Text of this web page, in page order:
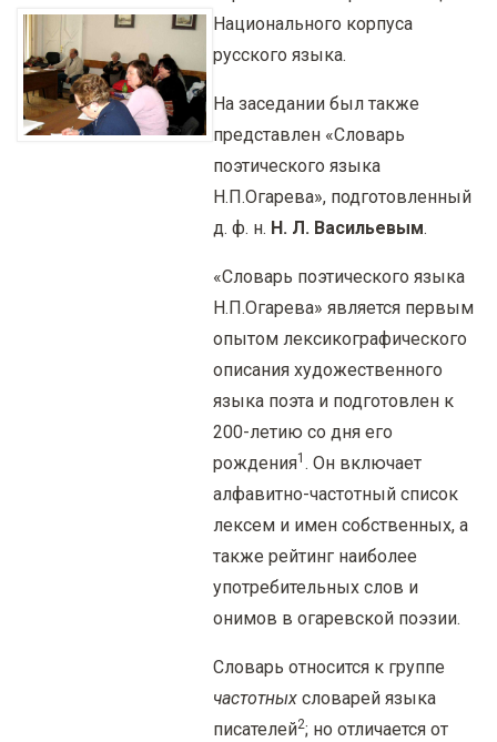
Национального корпуса
русского языка.
На заседании был также
представлен «Словарь
поэтического языка
Н.П.Огарева», подготовленный
д. ф. н. Н. Л. Васильевым.
«Словарь поэтического языка
Н.П.Огарева» является первым
опытом лексикографического
описания художественного
языка поэта и подготовлен к
200-летию со дня его
рождения1 . Он включает
алфавитно-частотный список
лексем и имен собственных, а
также рейтинг наиболее
употребительных слов и
онимов в огаревской поэзии.
Словарь относится к группе
частотных словарей языка
писателей2; но отличается от